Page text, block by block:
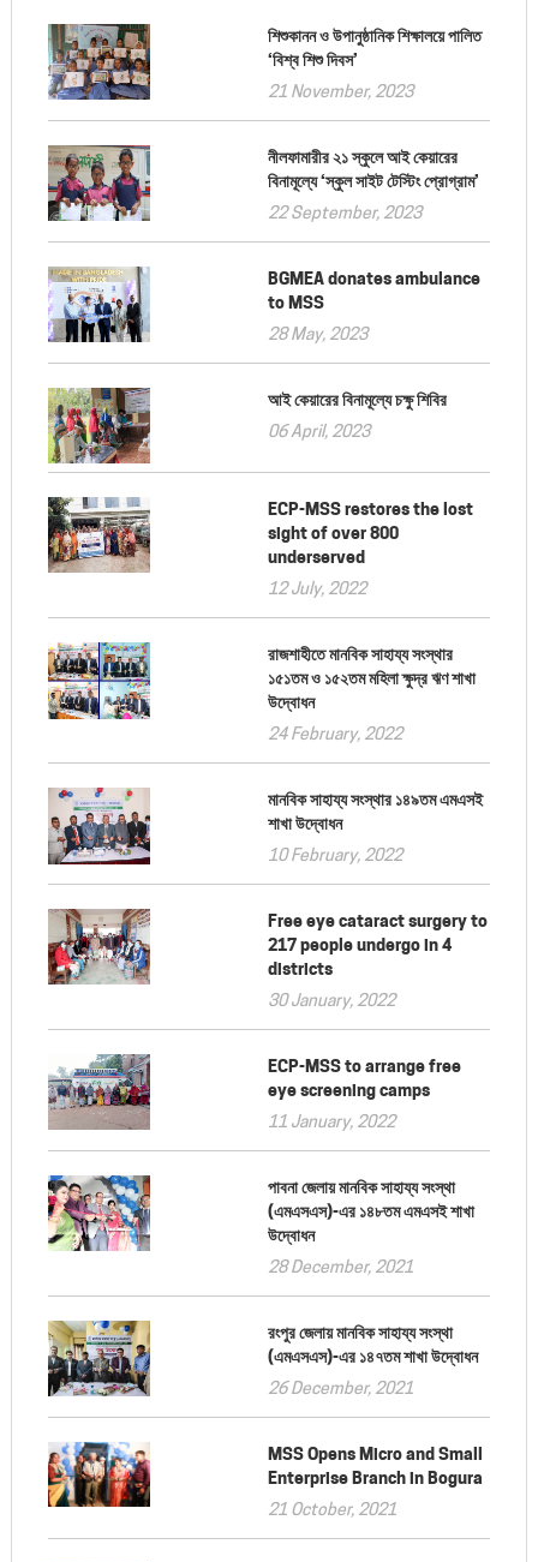
শিশুকানন ও উপানুষ্ঠানিক শিক্ষালয়ে পালিত
‘বিশ্ব শিশু দিবস’
21 November, 2023
নীলফামারীর ২১ স্কুলে আই কেয়ারের
বিনামূল্যে ‘স্কুল সাইট টেস্টিং প্রোগ্রাম’
22 September, 2023
BGMEA donates ambulance
to MSS
28 May, 2023
আই কেয়ারের বিনামূল্যে চক্ষু শিবির
06 April, 2023
ECP-MSS restores the lost
sight of over 800
underserved
12 July, 2022
রাজশাহীতে মানবিক সাহায্য সংস্থার
১৫১তম ও ১৫২তম মহিলা ক্ষুদ্র ঋণ শাখা
উদ্বোধন
24 February, 2022
মানবিক সাহায্য সংস্থার ১৪৯তম এমএসই
শাখা উদ্বোধন
10 February, 2022
Free eye cataract surgery to
217 people undergo in 4
districts
30 January, 2022
ECP-MSS to arrange free
eye screening camps
11 January, 2022
পাবনা জেলায় মানবিক সাহায্য সংস্থা
(এমএসএস)-এর ১৪৮তম এমএসই শাখা
উদ্বোধন
28 December, 2021
রংপুর জেলায় মানবিক সাহায্য সংস্থা
(এমএসএস)-এর ১৪৭তম শাখা উদ্বোধন
26 December, 2021
MSS Opens Micro and Small
Enterprise Branch in Bogura
21 October, 2021